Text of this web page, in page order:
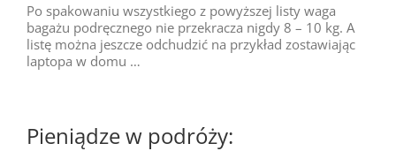
Po spakowaniu wszystkiego z powyższej listy waga
bagażu podręcznego nie przekracza nigdy 8 – 10 kg. A
listę można jeszcze odchudzić na przykład zostawiając
laptopa w domu …
Pieniądze w podróży: